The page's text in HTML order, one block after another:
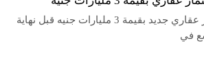
يستعد بنك مصر لإطلاق صندوق استثمار عقاري جديد بقيمة 3 مليارات جنيه قبل نهاية
في